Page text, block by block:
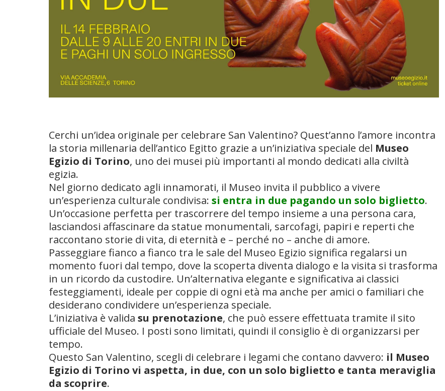
Cerchi un’idea originale per celebrare San Valentino? Quest’anno l’amore incontra
la storia millenaria dell’antico Egitto grazie a un’iniziativa speciale del Museo
Egizio di Torino, uno dei musei più importanti al mondo dedicati alla civiltà
egizia.
Nel giorno dedicato agli innamorati, il Museo invita il pubblico a vivere
un’esperienza culturale condivisa: si entra in due pagando un solo biglietto.
Un’occasione perfetta per trascorrere del tempo insieme a una persona cara,
lasciandosi affascinare da statue monumentali, sarcofagi, papiri e reperti che
raccontano storie di vita, di eternità e – perché no – anche di amore.
Passeggiare fianco a fianco tra le sale del Museo Egizio significa regalarsi un
momento fuori dal tempo, dove la scoperta diventa dialogo e la visita si trasforma
in un ricordo da custodire. Un’alternativa elegante e significativa ai classici
festeggiamenti, ideale per coppie di ogni età ma anche per amici o familiari che
desiderano condividere un’esperienza speciale.
L’iniziativa è valida su prenotazione, che può essere effettuata tramite il sito
ufficiale del Museo. I posti sono limitati, quindi il consiglio è di organizzarsi per
tempo.
Questo San Valentino, scegli di celebrare i legami che contano davvero: il Museo
Egizio di Torino vi aspetta, in due, con un solo biglietto e tanta meraviglia
da scoprire.